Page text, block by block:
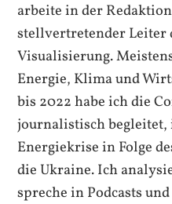
arbeite in der
stellvertretender Leiter
Visualisierung.
Energie, Klima und
bis 2022 habe ich die
journalistisch begleitet,
Energiekrise in Folge
die Ukraine. Ich
spreche in Podcasts